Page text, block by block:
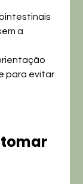
a
para evitar